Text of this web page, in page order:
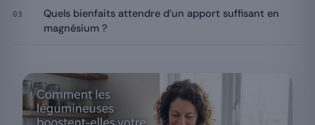
03
Quels bienfaits attendre d’un apport suffisant en
magnésium ?